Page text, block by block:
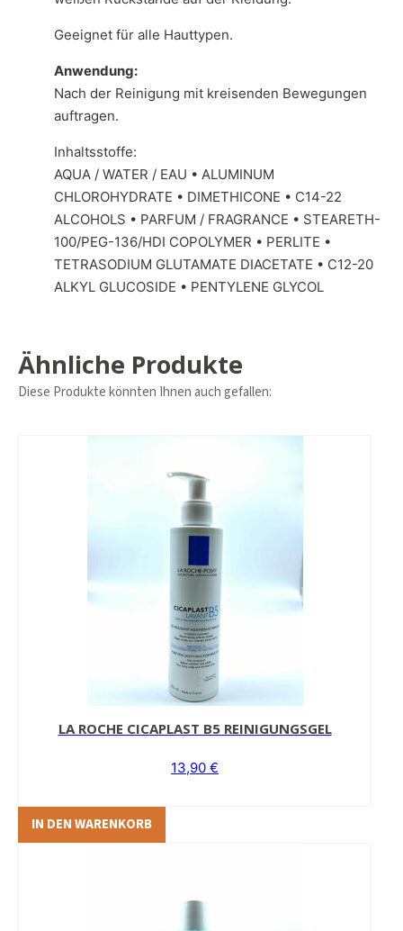
Geeignet für alle Hauttypen.
Anwendung:
Nach der Reinigung mit kreisenden Bewegungen
auftragen.
Inhaltsstoffe:
AQUA / WATER / EAU • ALUMINUM
CHLOROHYDRATE • DIMETHICONE • C14-22
ALCOHOLS • PARFUM / FRAGRANCE • STEARETH-
100/PEG-136/HDI COPOLYMER • PERLITE •
TETRASODIUM GLUTAMATE DIACETATE • C12-20
ALKYL GLUCOSIDE • PENTYLENE GLYCOL
Ähnliche Produkte
Diese Produkte könnten Ihnen auch gefallen:
LA ROCHE CICAPLAST B5 REINIGUNGSGEL
13,90 €
IN DEN WARENKORB